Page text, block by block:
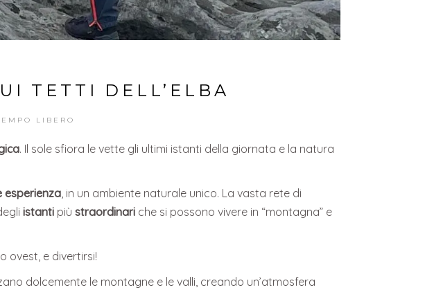
TETTI DELL’ELBA
LIBERO
. Il sole sfiora le vette gli ultimi istanti della giornata e la natura
esperienza, in un ambiente naturale unico. La vasta rete di
istanti più straordinari che si possono vivere in “montagna” e
ovest, e divertirsi!
dolcemente le montagne e le valli, creando un’atmosfera